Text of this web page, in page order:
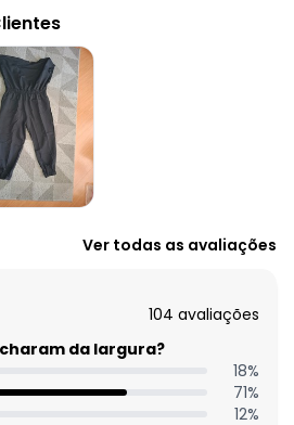
Curta
costas; botões decorativos;
na cintura
Ver todas as avaliações
104 avaliações
da largura?
18%
71%
12%